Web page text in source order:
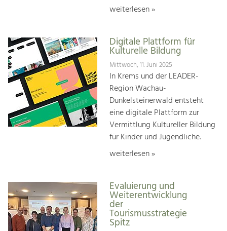
weiterlesen »
Digitale Plattform für
Kulturelle Bildung
Mittwoch, 11. Juni 2025
In Krems und der LEADER-
Region Wachau-
Dunkelsteinerwald entsteht
eine digitale Plattform zur
Vermittlung Kultureller Bildung
für Kinder und Jugendliche.
weiterlesen »
Evaluierung und
Weiterentwicklung
der
Tourismusstrategie
Spitz